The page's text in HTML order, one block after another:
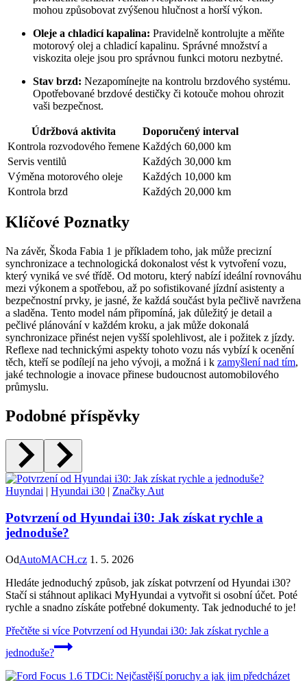
mohou způsobovat zvýšenou hlučnost a horší výkon.
Oleje a chladicí kapalina: Pravidelně kontrolujte a měňte
motorový olej a chladicí kapalinu. Správné množství a
viskozita oleje jsou pro správnou funkci motoru nezbytné.
Stav brzd: Nezapomínejte na kontrolu brzdového systému.
Opotřebované brzdové destičky či kotouče mohou ohrozit
vaši bezpečnost.
Údržbová aktivita
Doporučený interval
Kontrola rozvodového řemene Každých 60,000 km
Servis ventilů
Každých 30,000 km
Výměna motorového oleje
Každých 10,000 km
Kontrola brzd
Každých 20,000 km
Klíčové Poznatky
Na závěr, Škoda Fabia 1 je příkladem toho, jak může precizní
synchronizace a technologická dokonalost vést k vytvoření vozu,
který vyniká ve své třídě. Od motoru, který nabízí ideální rovnováhu
mezi výkonem a spotřebou, až po sofistikované jízdní asistenty a
bezpečnostní prvky, je jasné, že každá součást byla pečlivě navržena
a sladěna. Tento model nám připomíná, jak důležitý je detail a
pečlivé plánování v každém kroku, a jak může dokonalá
synchronizace přinést nejen vyšší spolehlivost, ale i požitek z jízdy.
Reflexe nad technickými aspekty tohoto vozu nás vybízí k ocenění
těch, kteří se podílejí na jeho vývoji, a možná i k zamyšlení nad tím,
jaké technologie a inovace přinese budoucnost automobilového
průmyslu.
Podobné příspěvky
Huyndai | Hyundai i30 | Značky Aut
Potvrzení od Hyundai i30: Jak získat rychle a
jednoduše?
OdAutoMACH.cz 1. 5. 2026
Hledáte jednoduchý způsob, jak získat potvrzení od Hyundai i30?
Stačí si stáhnout aplikaci MyHyundai a vytvořit si osobní účet. Poté
rychle a snadno získáte potřebné dokumenty. Tak jednoduché to je!
Přečtěte si více Potvrzení od Hyundai i30: Jak získat rychle a
jednoduše?